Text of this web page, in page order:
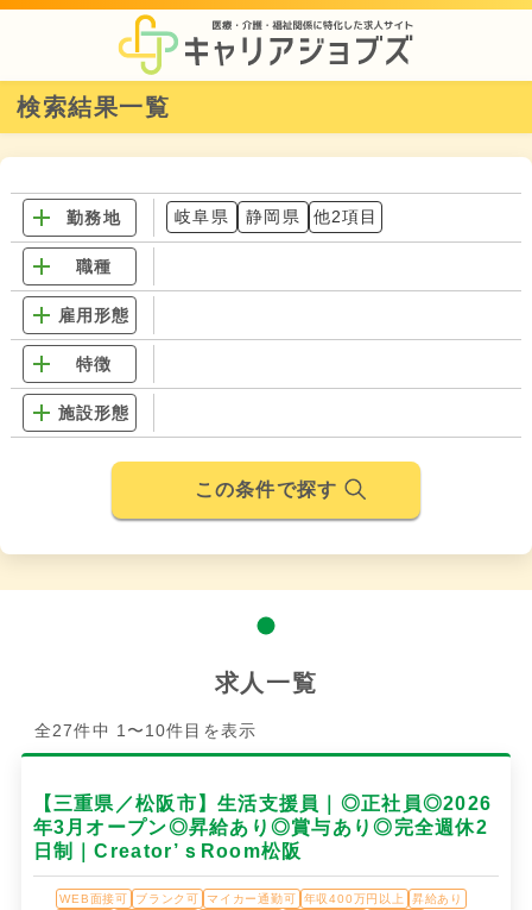
検索結果一覧
勤務地 岐阜県 静岡県 他2項目
職種
雇用形態
特徴
施設形態
この条件で探す
求人一覧
全27件中 1〜10件目を表示
【三重県／松阪市】生活支援員｜◎正社員◎2026
年3月オープン◎昇給あり◎賞与あり◎完全週休2
日制｜Creator’ｓRoom松阪
WEB面接可 ブランク可 マイカー通勤可 年収400万円以上
昇給あり